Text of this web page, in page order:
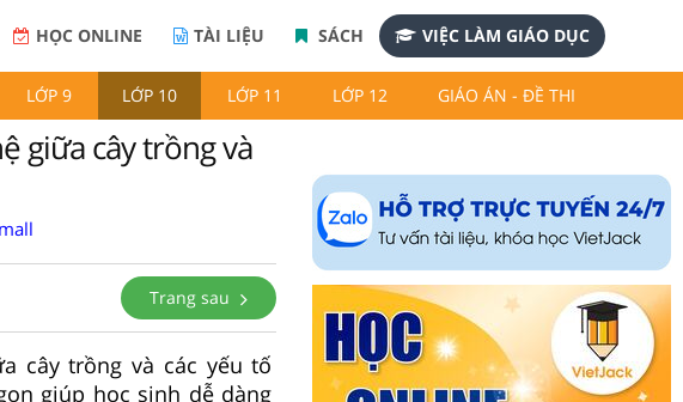
HỌC ONLINE TÀI LIỆU SÁCH VIỆC LÀM GIÁO DỤC
LỚP 9 LỚP 10 LỚP 11 LỚP 12 GIÁO ÁN - ĐỀ THI
giữa cây trồng và
Trang sau
cây trồng và các yếu tố
giúp học sinh dễ dàng